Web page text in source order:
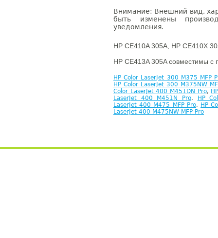
Внимание: Внешний вид,
быть изменены
уведомления.
HP CE410A 305A, HP CE410X
HP CE413A 305A совместимы с
HP Color LaserJet 300 M375 MFP
HP Color LaserJet 300 M375NW
Color LaserJet 400 M451DN Pro,
LaserJet 400 M451N Pro,
HP
LaserJet 400 M475 MFP Pro, HP
LaserJet 400 M475NW MFP Pro